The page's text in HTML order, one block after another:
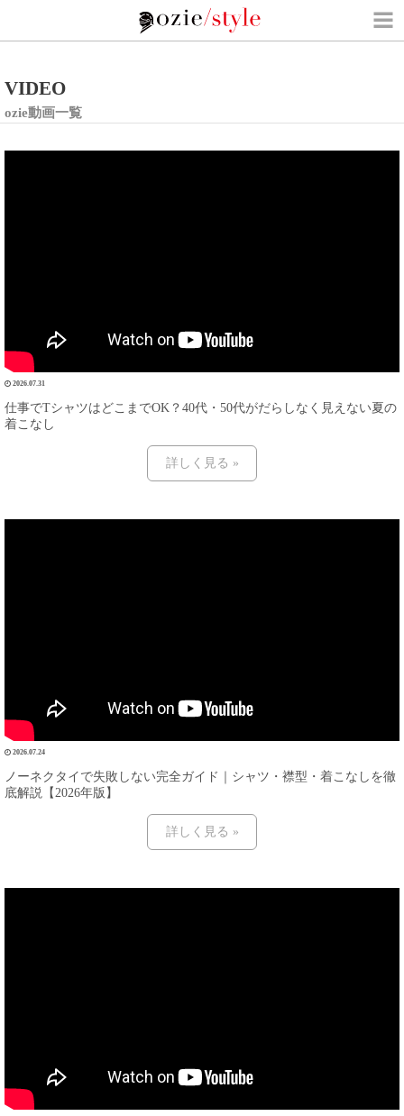
VIDEO
ozie動画一覧
2026.07.31
仕事でTシャツはどこまでOK？40代・50代がだらしなく見えない夏の
着こなし
詳しく見る »
2026.07.24
ノーネクタイで失敗しない完全ガイド｜シャツ・襟型・着こなしを徹
底解説【2026年版】
詳しく見る »